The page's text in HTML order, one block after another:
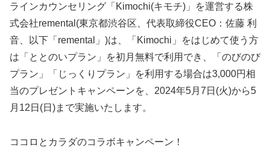
ラインカウンセリング「Kimochi(キモチ)」を運営する株
式会社remental(東京都渋谷区、代表取締役CEO：佐藤 利
音、以下「remental」)は、「Kimochi」をはじめて使う方
は「ととのいプラン」を初月無料で利用でき、「のびのび
プラン」「じっくりプラン」を利用する場合は3,000円相
当のプレゼントキャンペーンを、2024年5月7日(火)から5
月12日(日)まで実施いたします。
ココロとカラダのコラボキャンペーン！